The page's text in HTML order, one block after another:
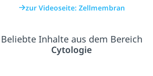
zur Videoseite: Zellmembran
Beliebte Inhalte aus dem Bereich
Cytologie